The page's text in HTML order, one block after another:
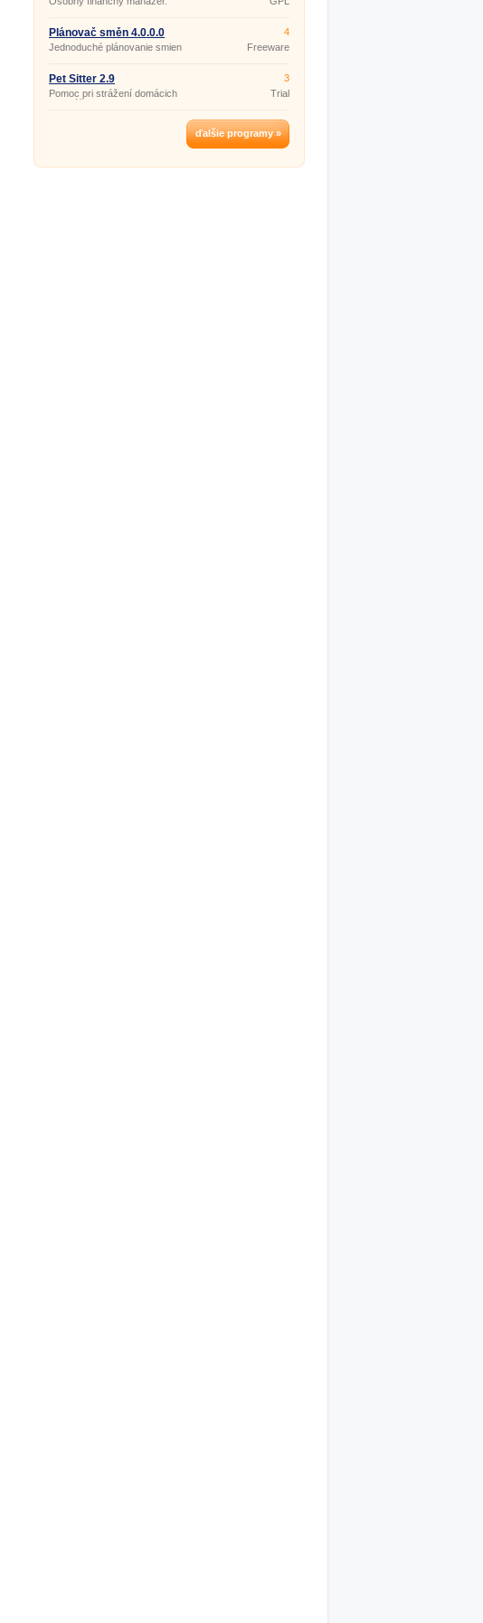
Plánovač směn 4.0.0.0
Jednoduché plánovanie smien
4
Freeware
Pet Sitter 2.9
Pomoc pri strážení domácich
maznáčikov.
3
Trial
ďalšie programy »